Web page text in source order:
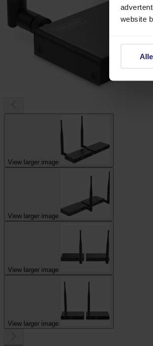
website
View larger image
View larger image
View larger image
View larger image